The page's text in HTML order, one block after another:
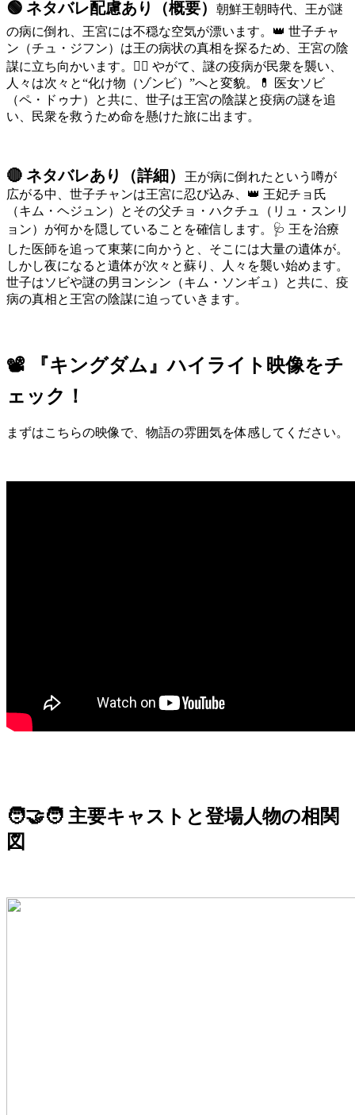
🟢 ネタバレ配慮あり（概要）
朝鮮王朝時代、王が謎
の病に倒れ、王宮には不穏な空気が漂います。👑 世子チャ
ン（チュ・ジフン）は王の病状の真相を探るため、王宮の陰
謀に立ち向かいます。🧟‍♂️ やがて、謎の疫病が民衆を襲い、
人々は次々と“化け物（ゾンビ）”へと変貌。💊 医女ソビ
（ペ・ドゥナ）と共に、世子は王宮の陰謀と疫病の謎を追
い、民衆を救うため命を懸けた旅に出ます。
🔴 ネタバレあり（詳細）
王が病に倒れたという噂が
広がる中、世子チャンは王宮に忍び込み、👑 王妃チョ氏
（キム・ヘジュン）とその父チョ・ハクチュ（リュ・スンリ
ョン）が何かを隠していることを確信します。🩺 王を治療
した医師を追って東莱に向かうと、そこには大量の遺体が。
しかし夜になると遺体が次々と蘇り、人々を襲い始めます。
世子はソビや謎の男ヨンシン（キム・ソンギュ）と共に、疫
病の真相と王宮の陰謀に迫っていきます。
📽️ 『キングダム』ハイライト映像をチ
ェック！
まずはこちらの映像で、物語の雰囲気を体感してください。
🧑‍🤝‍🧑 主要キャストと登場人物の相関
図